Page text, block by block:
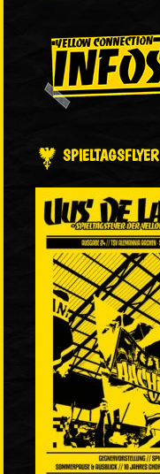
SPIELTAGSFLYER